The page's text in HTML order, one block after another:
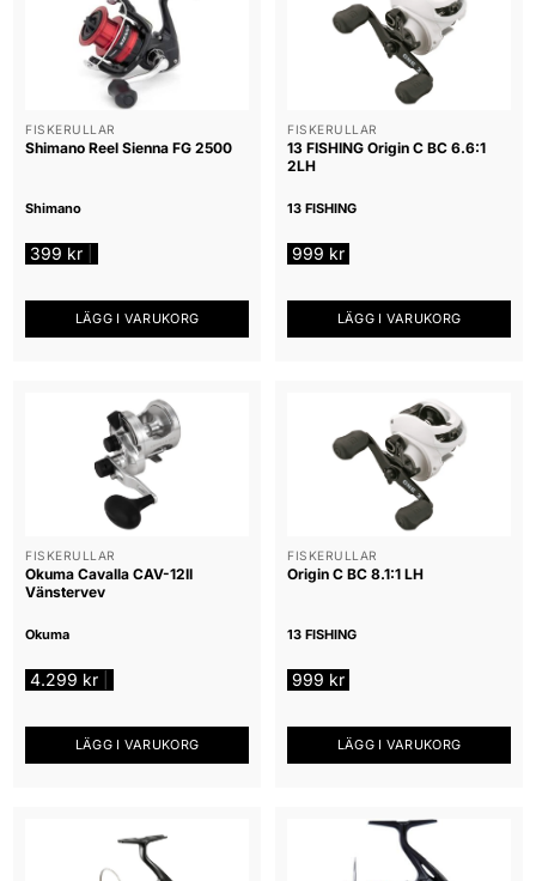
FISKERULLAR
Shimano Reel Sienna FG 2500
Shimano
399 kr
LÄGG I VARUKORG
FISKERULLAR
13 FISHING Origin C BC 6.6:1
2LH
13 FISHING
999 kr
LÄGG I VARUKORG
FISKERULLAR
Okuma Cavalla CAV-12II
Vänstervev
Okuma
4.299 kr
LÄGG I VARUKORG
FISKERULLAR
Origin C BC 8.1:1 LH
13 FISHING
999 kr
LÄGG I VARUKORG